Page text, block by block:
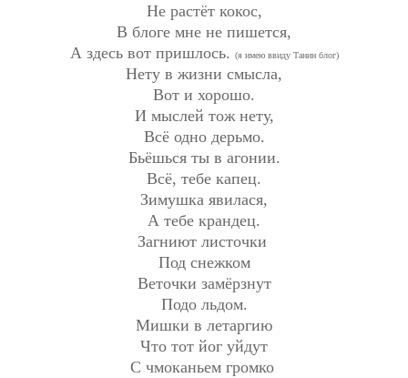
Не растёт кокос,
В блоге мне не пишется,
А здесь вот пришлось.
(я имею ввиду Танин блог)
Нету в жизни смысла,
Вот и хорошо.
И мыслей тож нету,
Всё одно дерьмо.
Бьёшься ты в агонии.
Всё, тебе капец.
Зимушка явилася,
А тебе крандец.
Загниют листочки
Под снежком
Веточки замёрзнут
Подо льдом.
Мишки в летаргию
Что тот йог уйдут
С чмоканьем громко